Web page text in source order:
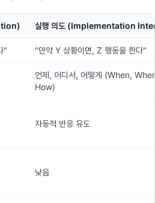
실행 의도 (Implementation
" "만약 Y 상황이면, Z 행동을 한다"
언제, 어디서, 어떻게 (When,
How)
자동적 반응 유도
낮음